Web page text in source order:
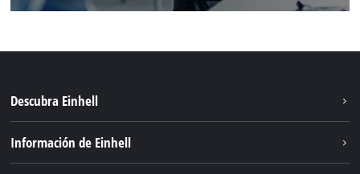
Descubra Einhell
Información de Einhell